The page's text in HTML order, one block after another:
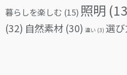
暮らしを楽しむ (15) 照明
(32) 自然素材 (30) 違い (3) 選